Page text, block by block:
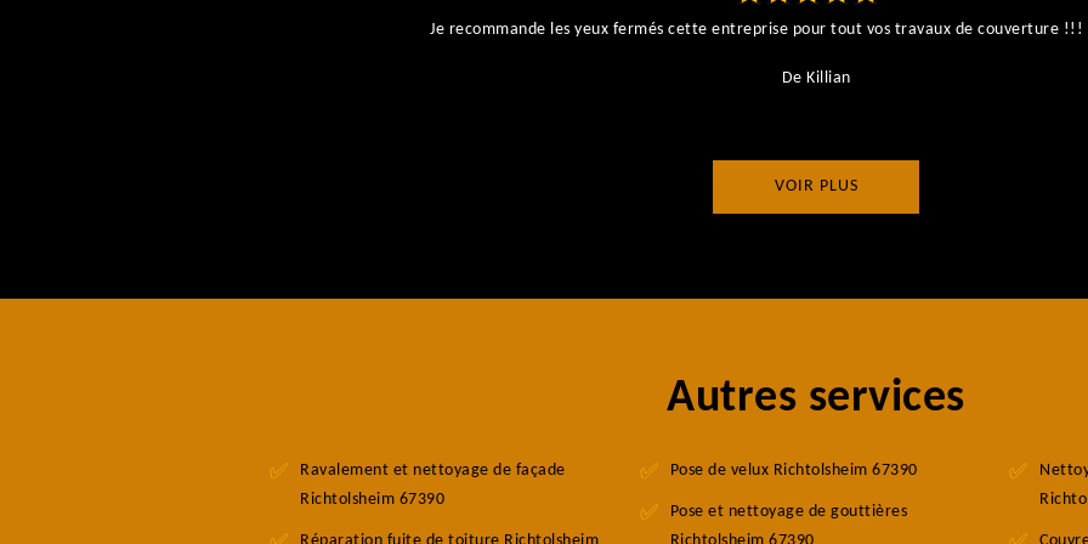
Je recommande les yeux fermés cette entreprise pour tout vos travaux de couverture !!!
De Killian
VOIR PLUS
Autres services
Ravalement et nettoyage de façade
Richtolsheim 67390
Pose de velux Richtolsheim 67390
Pose et nettoyage de gouttières